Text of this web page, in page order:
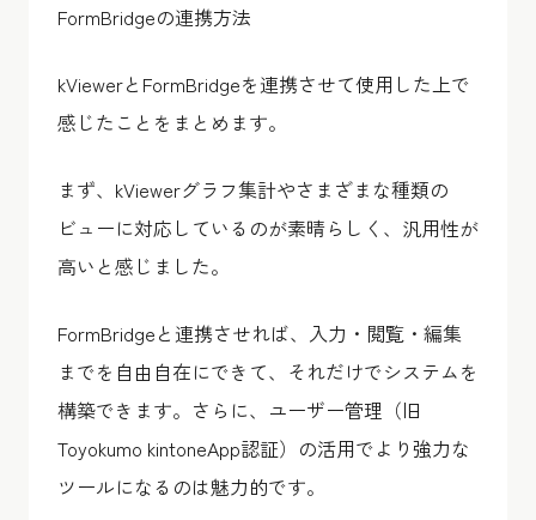
FormBridgeの連携方法
kViewerとFormBridgeを連携させて使用した上で
感じたことをまとめます。
まず、kViewerグラフ集計やさまざまな種類の
ビューに対応しているのが素晴らしく、汎用性が
高いと感じました。
FormBridgeと連携させれば、入力・閲覧・編集
までを自由自在にできて、それだけでシステムを
構築できます。さらに、ユーザー管理（旧
Toyokumo kintoneApp認証）の活用でより強力な
ツールになるのは魅力的です。